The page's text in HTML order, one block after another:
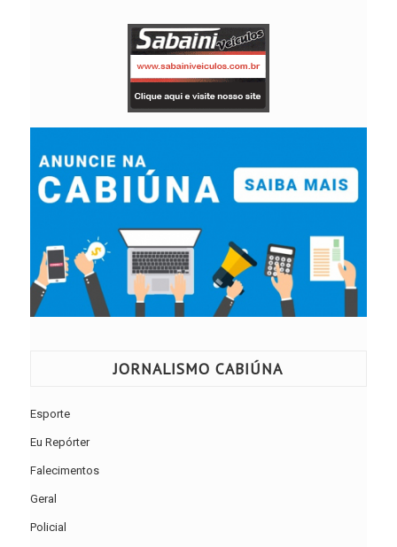
JORNALISMO CABIÚNA
Esporte
Eu Repórter
Falecimentos
Geral
Policial